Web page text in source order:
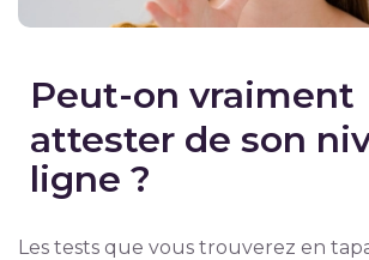
Peut-on vraiment
attester de son
ligne ?
Les tests que vous trouverez en